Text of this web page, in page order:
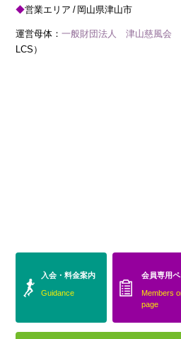
営業エリア
岡山県津山市
運営母体：一般財団法人 津山慈風会
LCS）
入会・料金案内
Guidance
会員専用
Members
page